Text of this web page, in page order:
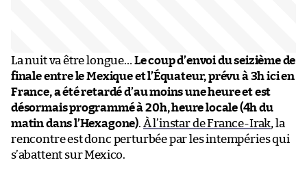
La nuit va être longue… Le coup d’envoi du seizième de
finale entre le Mexique et l’Équateur, prévu à 3h ici en
France, a été retardé d’au moins une heure et est
désormais programmé à 20h, heure locale (4h du
matin dans l’Hexagone). À l’instar de France-Irak, la
rencontre est donc perturbée par les intempéries qui
s’abattent sur Mexico.